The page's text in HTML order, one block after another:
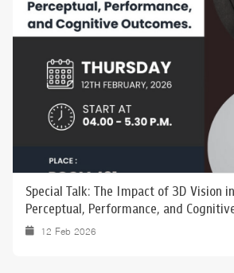
Special Talk: The Impact of 3D Vision
Perceptual, Performance, and
12 Feb 2026